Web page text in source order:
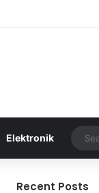
Elektronik
Recent Posts